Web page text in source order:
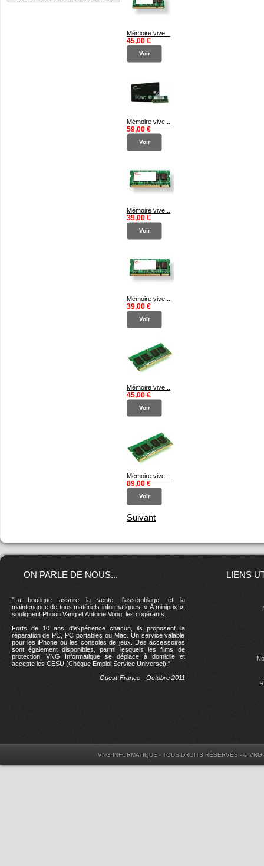
Mémoire vive...
45,00 €
Voir
Mémoire vive...
59,00 €
Voir
Mémoire vive...
39,00 €
Voir
Mémoire vive...
39,00 €
Voir
Mémoire vive...
45,00 €
Voir
Mémoire vive...
89,00 €
Voir
Suivant
ON PARLE DE NOUS...
"La boutique assure la vente, l'assemblage, et la
maintenance de tous matériels informatiques. « À miniprix »,
soulignent Phoun Vang et Antoine Vong, les cogérants.
Forts de 10 ans d'expérience chacun, ils proposent la
réparation de PC, PC portables ou Mac. Un service valable
pour les iPhone ou les consoles de jeux. Des accessoires
sont également disponibles, parmi lesquels les films de
protection. VNG Informatique se déplace à domicile et
accepte les CESU (Chèque Emploi Service Universel)."
Ouest-France - Octobre 2011
LIENS
VNG INFORMATIQUE - TOUS DROITS RÉSERVÉS - ©